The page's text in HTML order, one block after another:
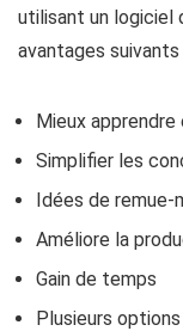
utilisant un logiciel
avantages suivants
Mieux
Simplifier les
Idées de remue-
Améliore la
Gain de temps
Plusieurs